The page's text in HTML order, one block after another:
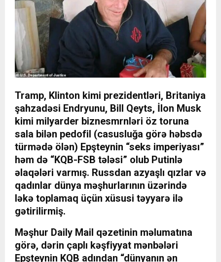
Tramp, Klinton kimi prezidentləri, Britaniya
şahzadəsi Endryunu, Bill Qeyts, İlon Musk
kimi milyarder biznesmrnləri öz toruna
sala bilən pedofil (casusluğa görə həbsdə
türmədə ölən) Epşteynin “seks imperiyası”
həm də “KQB-FSB tələsi” olub Putinlə
əlaqələri varmış. Russdan azyaşlı qızlar və
qadınlar dünya məşhurlarının üzərində
ləkə toplamaq üçün xüsusi təyyarə ilə
gətirilirmiş.
Məşhur Daily Mail qəzetinin məlumatına
görə, dərin çaplı kəşfiyyat mənbələri
Epşteynin KQB adından “dünyanın ən